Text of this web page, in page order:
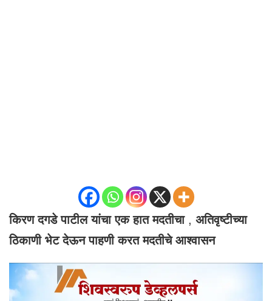
किरण दगडे पाटील यांचा एक हात मदतीचा , अतिवृष्टीच्या
ठिकाणी भेट देऊन पाहणी करत मदतीचे आश्वासन